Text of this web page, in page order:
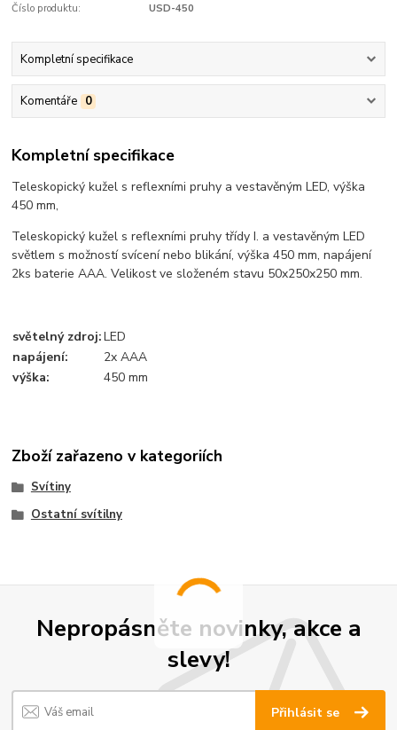
Číslo produktu: USD-450
Kompletní specifikace
Komentáře 0
Kompletní specifikace
Teleskopický kužel s reflexními pruhy a vestavěným LED, výška
450 mm,
Teleskopický kužel s reflexními pruhy třídy I. a vestavěným LED
světlem s možností svícení nebo blikání, výška 450 mm, napájení
2ks baterie AAA. Velikost ve složeném stavu 50x250x250 mm.
světelný zdroj:LED
napájení:
2x AAA
výška:
450 mm
Zboží zařazeno v kategoriích
Svítiny
Ostatní svítilny
Nepropásněte novinky, akce a
slevy!
Přihlásit se